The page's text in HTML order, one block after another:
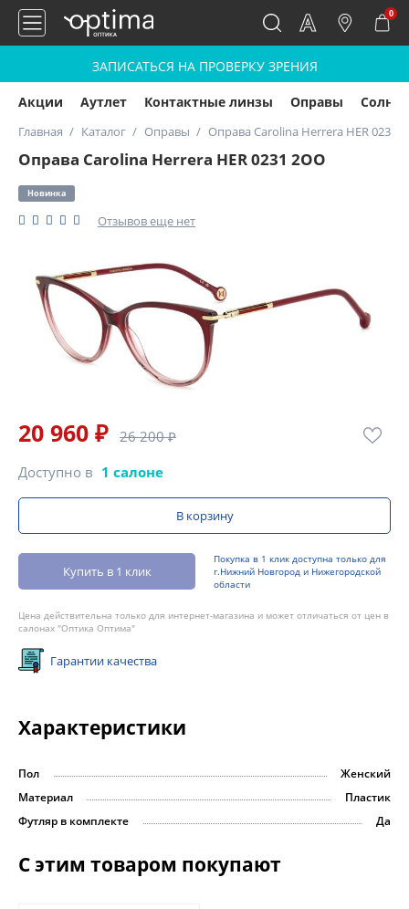
0
ЗАПИСАТЬСЯ НА ПРОВЕРКУ ЗРЕНИЯ
Акции Аутлет Контактные линзы Оправы
Главная Каталог Оправы Оправа Carolina Herrera HER 0231
Оправа Carolina Herrera HER 0231 2OO
Новинка
Отзывов еще нет
20 960 ₽ 26 200 ₽
Доступно в 1 салоне
В корзину
Купить в 1 клик
Покупка в 1 клик доступна только для
г.Нижний Новгород и Нижегородской
области
Цена действительна только для интернет-магазина и может отличаться от цен в
салонах "Оптика Оптима"
Гарантии качества
Характеристики
Пол
Женский
Материал
Пластик
Футляр в комплекте
Да
С этим товаром покупают